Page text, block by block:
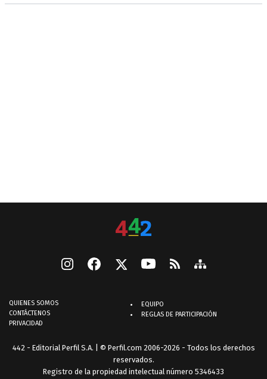
QUIENES SOMOS
CONTÁCTENOS
PRIVACIDAD
EQUIPO
REGLAS DE PARTICIPACIÓN
442 - Editorial Perfil S.A. | © Perfil.com 2006-2026 - Todos los derechos
reservados.
Registro de la propiedad intelectual número 5346433